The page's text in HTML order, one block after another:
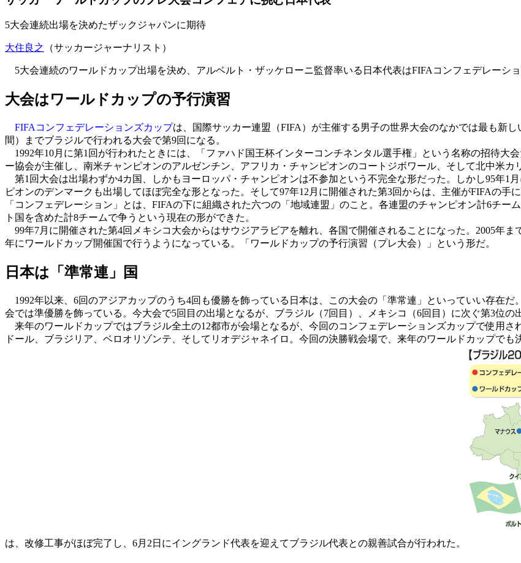
5大会連続出場を決めたザックジャパンに期待
大住良之 （サッカージャーナリスト）
5大会連続のワールドカップ出場を決め、アルベルト・ザッケローニ監督率いる日本代表はFIFAコンフェデレーショ
大会はワールドカップの予行演習
FIFAコンフェデレーションズカップは、国際サッカー連盟（FIFA）が主催する男子の世界大会のなかでは最も新
間）までブラジルで行われる大会で第9回になる。
1992年10月に第1回が行われたときには、「ファハド国王杯インターコンチネンタル選手権」という名称の招待大
ー協会が主催し、南米チャンピオンのアルゼンチン、アフリカ・チャンピオンのコートジボワール、そして北中米カ
第1回大会は出場わずか4カ国、しかもヨーロッパ・チャンピオンは不参加という不完全な形だった。しかし95年1
ピオンのデンマークも出場してほぼ完全な形となった。そして97年12月に開催された第3回からは、主催がFIFAの手
「コンフェデレーション」とは、FIFAの下に組織された六つの「地域連盟」のこと。各連盟のチャンピオン計6チ
ト国を含めた計8チームで争うという現在の形ができた。
99年7月に開催された第4回メキシコ大会からはサウジアラビアを離れ、各国で開催されることになった。2005年
年にワールドカップ開催国で行うようになっている。「ワールドカップの予行演習（プレ大会）」という形だ。
日本は「準常連」国
1992年以来、6回のアジアカップのうち4回も優勝を飾っている日本は、この大会の「準常連」といっていい存在
会では準優勝を飾っている。今大会で5回目の出場となるが、ブラジル（7回目）、メキシコ（6回目）に次ぐ第3位の
来年のワールドカップではブラジル全土の12都市が会場となるが、今回のコンフェデレーションズカップで使用
ドール、ブラジリア、ベロオリゾンテ、そしてリオデジャネイロ。今回の決勝戦会場で、来年のワールドカップで
は、改修工事がほぼ完了し、6月2日にイングランド代表を迎えてブラジル代表との親善試合が行われた。